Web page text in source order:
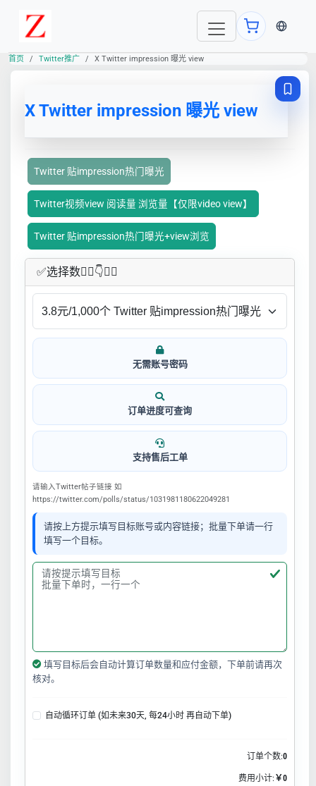
当前语
首页 Twitter推广 X Twitter impression 曝光 view
X Twitter impression 曝光 view
Twitter 贴impression热门曝光
Twitter视频view 阅读量 浏览量【仅限video view】
Twitter 贴impression热门曝光+view浏览
✅​选择数👇🏻​​👇👇🏻​​
无需账号密码
订单进度可查询
支持售后工单
请输入Twitter帖子链接 如
https://twitter.com/polls/status/1031981180622049281
请按上方提示填写目标账号或内容链接；批量下单请一行
填写一个目标。
填写目标后会自动计算订单数量和应付金额，下单前请再次
核对。
自动循环订单 (如未来30天, 每24小时 再自动下单)
订单个数:0
费用小计: ￥0